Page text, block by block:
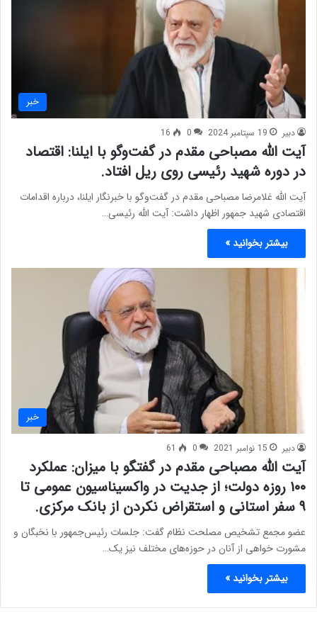
خبر
دبیر 19 سپتامبر 2024 0
16
آیت الله مصباحی مقدم در گفت‌وگو با ایلنا:‌ اقتصاد
در دوره شهید رئیسی روی ریل افتاد.
آیت الله غلامرضا مصباحی مقدم در گفت‌وگو با خبرنگار ایلنا، درباره اقدامات
اقتصادی شهید جمهور اظهار داشت: آیت الله رئیسی…
بیشتر بخوانید »
خبر
دبیر 15 نوامبر 2021 0
61
آیت الله مصباحی مقدم در گفتگو با میزان: عملکرد
۱۰۰ روزه دولت؛ از جدیت در واکسیناسیون عمومی تا
۹ سفر استانی و استقراض نکردن از بانک مرکزی.
عضو مجمع تشخیص مصلحت نظام گفت: جلسات رئیس‌جمهور با نخبگان و
مشورت خواهی از آنان در حوزه‌های مختلف نیز یک…
بیشتر بخوانید »